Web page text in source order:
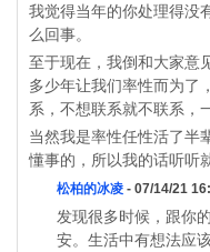
我觉得当年的你处理得没
么回事。
至于现在，我倒和大家意
多少年让我们率性而为了
系，不想联系就不联系，
当然我是率性任性活了半
懂事的，所以我的话听听
松柏的冰凌 - 07/14/21
发现很多时候，跟你
安。生活中有想法应